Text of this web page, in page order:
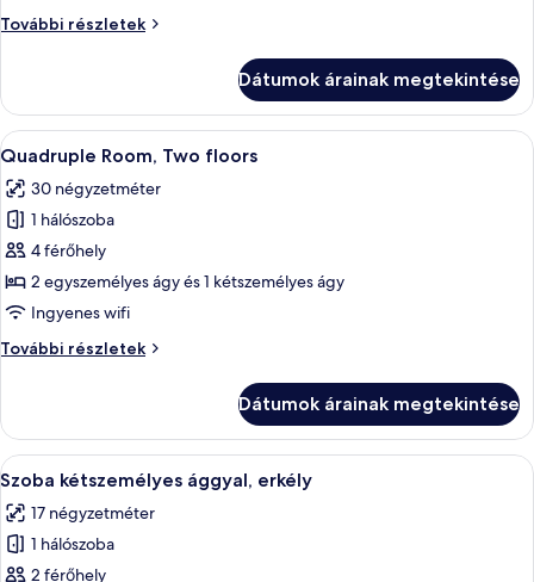
kétszemélyes
További részletek
Standard
földszinti
további
részletei
Dátumok árainak megtekintése
A
következő
szoba
összes
képének
megtekintése:
Quadruple
Two
Egy modern szállodaszoba,
11
Quadruple Room, Two floors
30 négyzetméter
1 hálószoba
4 férőhely
2 egyszemélyes ágy és 1 kétszemélyes ágy
Ingyenes wifi
További részletek
Quadruple
további
részletei
Dátumok árainak megtekintése
A
következő
szoba
összes
Egy modern szállodai szoba,
9
Szoba kétszemélyes ággyal, erkély
17 négyzetméter
1 hálószoba
2 férőhely